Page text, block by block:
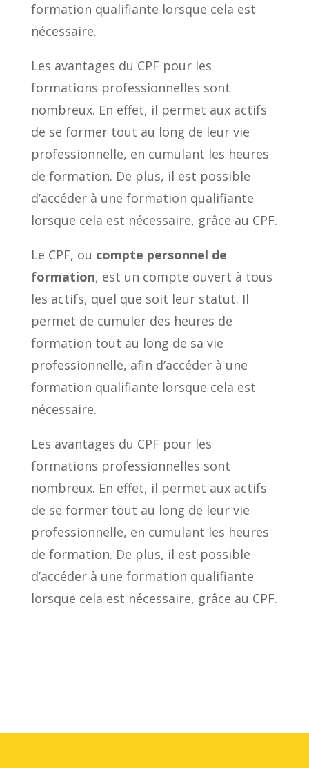
formation qualifiante lorsque cela est
nécessaire.
Les avantages du CPF pour les
formations professionnelles sont
nombreux. En effet, il permet aux actifs
de se former tout au long de leur vie
professionnelle, en cumulant les heures
de formation. De plus, il est possible
d’accéder à une formation qualifiante
lorsque cela est nécessaire, grâce au CPF.
Le CPF, ou compte personnel de
formation, est un compte ouvert à tous
les actifs, quel que soit leur statut. Il
permet de cumuler des heures de
formation tout au long de sa vie
professionnelle, afin d’accéder à une
formation qualifiante lorsque cela est
nécessaire.
Les avantages du CPF pour les
formations professionnelles sont
nombreux. En effet, il permet aux actifs
de se former tout au long de leur vie
professionnelle, en cumulant les heures
de formation. De plus, il est possible
d’accéder à une formation qualifiante
lorsque cela est nécessaire, grâce au CPF.